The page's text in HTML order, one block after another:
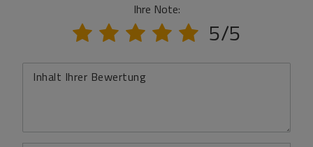
Ihre Note:
5/5
Inhalt Ihrer Bewertung